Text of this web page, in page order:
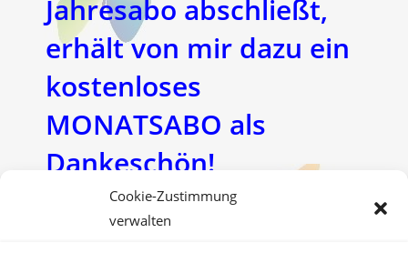
Cookie-Zustimmung
verwalten
Jahresabo abschließt,
erhält von mir dazu ein
kostenloses
MONATSABO als
Dankeschön!